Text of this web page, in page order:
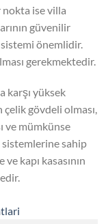
ise villa
güvenilir
sistemi önemlidir.
gerekmektedir.
karşı yüksek
çelik gövdeli olması,
ve mümkünse
sistemlerine sahip
kapı kasasının